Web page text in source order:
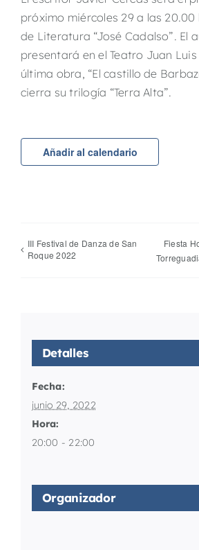
próximo miércoles 29 a las 20.00
de Literatura “José Cadalso”. El
presentará en el Teatro Juan
última obra, “El castillo de
cierra su trilogía “Terra Alta”.
Añadir al calendario
III Festival de Danza de San
Roque 2022
Fiesta
Detalles
Fecha:
junio 29, 2022
Hora:
20:00 - 22:00
Organizador